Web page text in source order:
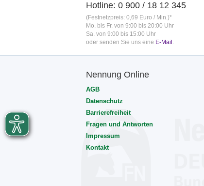
Hotline: 0 900 / 18 12 345
(Festnetzpreis: 0,69 Euro / Min.)*
Mo. bis Fr. von 9:00 bis 20:00 Uhr
Sa. von 9:00 bis 15:00 Uhr
oder senden Sie uns eine E-Mail .
Nennung Online
AGB
Datenschutz
Barrierefreiheit
Fragen und Antworten
Impressum
Kontakt